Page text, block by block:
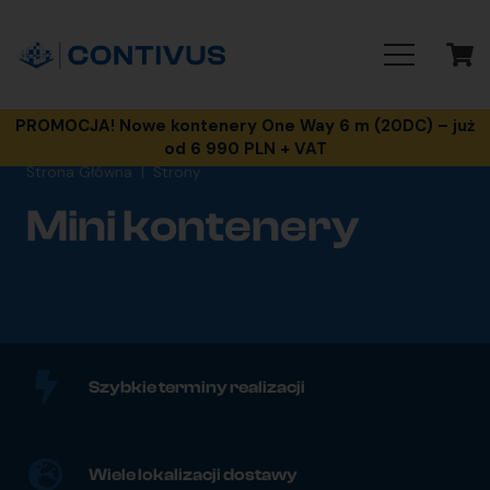
PROMOCJA! Nowe kontenery One Way 6 m (20DC) – już
od 6 990 PLN + VAT
Strona Główna | Strony
Mini kontenery
Szybkie terminy realizacji
Wiele lokalizacji dostawy